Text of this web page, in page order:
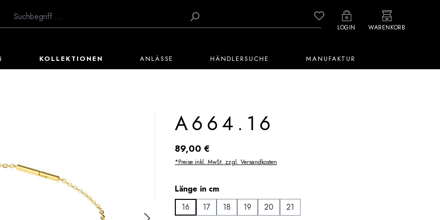
Du hast 0 Produkte auf dem
LOGIN WARENKORB
KOLLEKTIONEN ANLÄSSE HÄNDLERSUCHE MANUFAKTUR
A664.16
Regulärer Preis:
89,00 €
*Preise inkl. MwSt. zzgl. Versandkosten
Länge in cmauswählen
16
17 18 19 20 21